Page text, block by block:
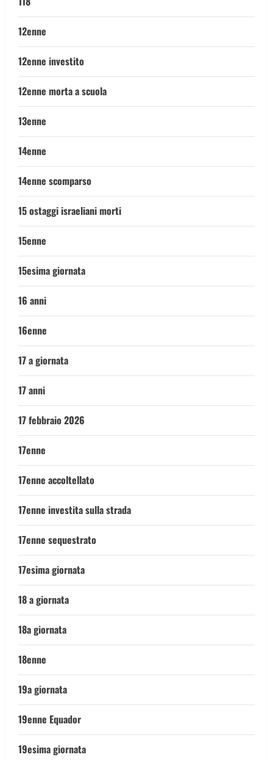
12enne
12enne investito
12enne morta a scuola
13enne
14enne
14enne scomparso
15 ostaggi israeliani morti
15enne
15esima giornata
16 anni
16enne
17 a giornata
17 anni
17 febbraio 2026
17enne
17enne accoltellato
17enne investita sulla strada
17enne sequestrato
17esima giornata
18 a giornata
18a giornata
18enne
19a giornata
19enne Equador
19esima giornata